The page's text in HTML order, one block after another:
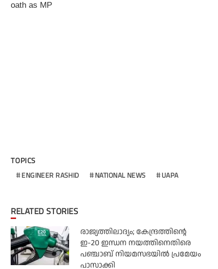
oath as MP
TOPICS
ENGINEER RASHID NATIONAL NEWS UAPA
RELATED STORIES
രാജ്യത്തിലാദ്യം; കേന്ദ്രത്തിന്റെ
ഇ-20 ഇന്ധന നയത്തിനെതിരെ
പഞ്ചാബ് നിയമസഭയില്‍ പ്രമേയം
പാസാക്കി